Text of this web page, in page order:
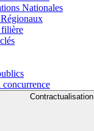
Nationales
filière
concurrence
Contractualisation